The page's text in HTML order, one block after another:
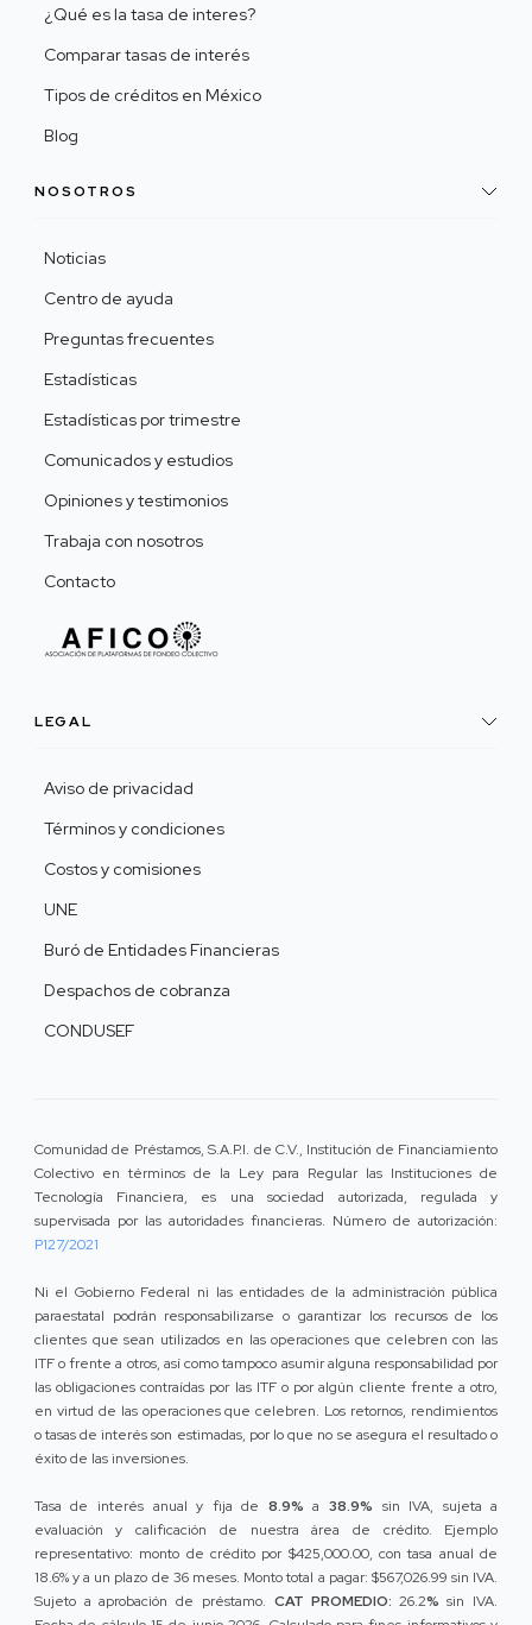
¿Qué es la tasa de interes?
Comparar tasas de interés
Tipos de créditos en México
Blog
NOSOTROS
Noticias
Centro de ayuda
Preguntas frecuentes
Estadísticas
Estadísticas por trimestre
Comunicados y estudios
Opiniones y testimonios
Trabaja con nosotros
Contacto
LEGAL
Aviso de privacidad
Términos y condiciones
Costos y comisiones
UNE
Buró de Entidades Financieras
Despachos de cobranza
CONDUSEF
Comunidad de Préstamos, S.A.P.I. de C.V., Institución de Financiamiento
Colectivo en términos de la Ley para Regular las Instituciones de
Tecnología Financiera, es una sociedad autorizada, regulada y
supervisada por las autoridades financieras. Número de autorización:
P127/2021
Ni el Gobierno Federal ni las entidades de la administración pública
paraestatal podrán responsabilizarse o garantizar los recursos de los
clientes que sean utilizados en las operaciones que celebren con las
ITF o frente a otros, así como tampoco asumir alguna responsabilidad por
las obligaciones contraídas por las ITF o por algún cliente frente a otro,
en virtud de las operaciones que celebren. Los retornos, rendimientos
o tasas de interés son estimadas, por lo que no se asegura el resultado o
éxito de las inversiones.
Tasa de interés anual y fija de 8.9% a 38.9% sin IVA, sujeta a
evaluación y calificación de nuestra área de crédito. Ejemplo
representativo: monto de crédito por $425,000.00, con tasa anual de
18.6% y a un plazo de 36 meses. Monto total a pagar: $567,026.99 sin IVA.
Sujeto a aprobación de préstamo. CAT PROMEDIO: 26.2% sin IVA.